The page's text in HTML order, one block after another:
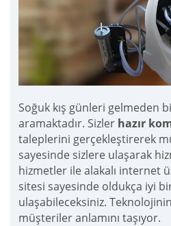
Soğuk kış günleri gelmeden
aramaktadır. Sizler hazır
taleplerini gerçekleştirerek
sayesinde sizlere ulaşarak
hizmetler ile alakalı internet
sitesi sayesinde oldukça iyi
ulaşabileceksiniz.
müşteriler anlamını taşıyor.